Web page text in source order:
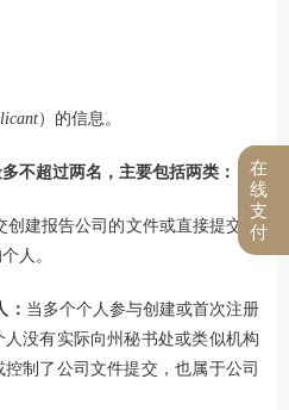
）的信息。
不超过两名，主要包括两类：
创建报告公司的文件或直接提交首
人。
： 当多个个人参与创建或首次注册
没有实际向州秘书处或类似机构
制了公司文件提交，也属于公司
在
线
支
付